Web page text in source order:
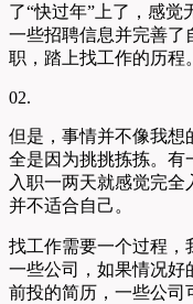
了“快过年”上了，感
一些招聘信息并完善了
职，踏上找工作的历程。
02.
但是，事情并不像我想
全是因为挑挑拣拣。有
入职一两天就感觉完
并不适合自己。
找工作需要一个过程，
一些公司，如果情况好
前投的简历，一些公司